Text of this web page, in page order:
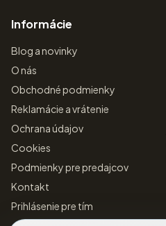
Informácie
Blog a novinky
O nás
Obchodné podmienky
Reklamácie a vrátenie
Ochrana údajov
Cookies
Podmienky pre predajcov
Kontakt
Prihlásenie pre tím